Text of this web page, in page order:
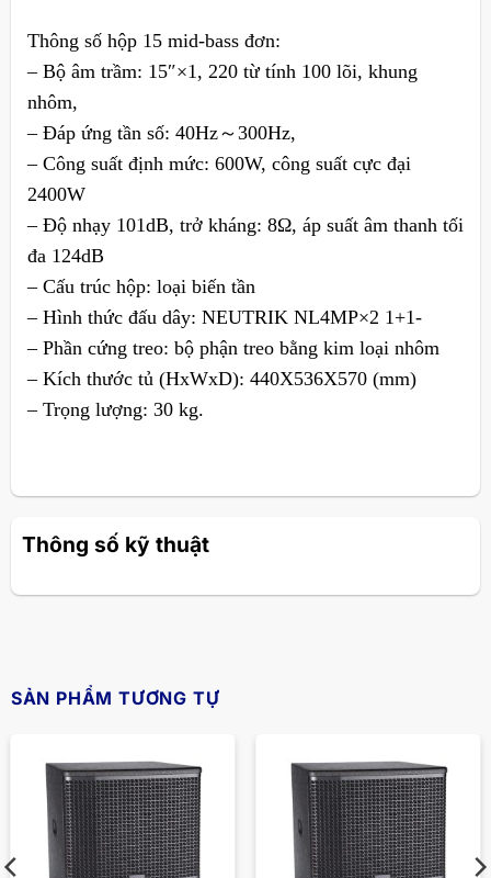
Thông số hộp 15 mid-bass đơn:
– Bộ âm trầm: 15″×1, 220 từ tính 100 lõi, khung
nhôm,
– Đáp ứng tần số: 40Hz～300Hz,
– Công suất định mức: 600W, công suất cực đại
2400W
– Độ nhạy 101dB, trở kháng: 8Ω, áp suất âm thanh tối
đa 124dB
– Cấu trúc hộp: loại biến tần
– Hình thức đấu dây: NEUTRIK NL4MP×2 1+1-
– Phần cứng treo: bộ phận treo bằng kim loại nhôm
– Kích thước tủ (HxWxD): 440X536X570 (mm)
– Trọng lượng: 30 kg.
Thông số kỹ thuật
SẢN PHẨM TƯƠNG TỰ